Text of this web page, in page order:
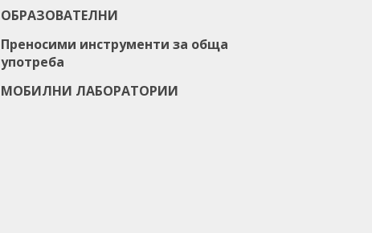
ОБРАЗОВАТЕЛНИ
Преносими инструменти за обща
употреба
МОБИЛНИ ЛАБОРАТОРИИ